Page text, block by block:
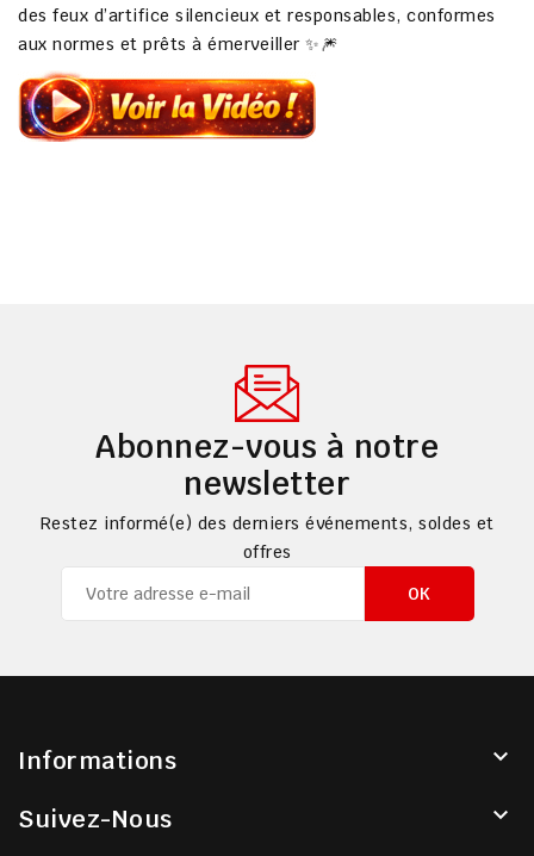
des feux d’artifice silencieux et responsables, conformes
aux normes et prêts à émerveiller ✨🎆
Abonnez-vous à notre
newsletter
Restez informé(e) des derniers événements, soldes et
offres
Informations 
Suivez-Nous 